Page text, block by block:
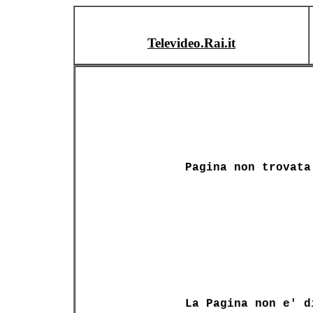
Televideo.Rai.it
Pagina non trovata
La Pagina non e'